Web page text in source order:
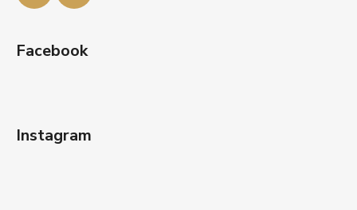
Facebook
Instagram